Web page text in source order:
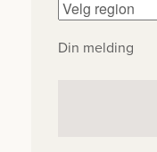
Din melding